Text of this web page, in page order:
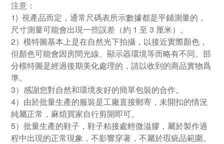
注意：
1) 視產品而定，通常尺碼表所示數據都是平鋪測量的，
尺寸測量可能會出現一些誤差（約 1 至 3 厘米）。
2）模特圖基本上是在自然光下拍攝，以接近實際顏色，
但顏色可能會因房間光線、顯示器環境等而略有不同。部
分模特圖是經過後期美化處理的，請以收到的商品實物爲
準。
3）感謝您對自然和環境友好的簡單包裝的合作。
4）由於批量生產的服裝是工廠直接郵寄，未開扣的情況
純屬正常，麻煩買家自行剪開即可。
5）批量生產的鞋子，鞋子粘接處輕微溢膠，屬於製作過
程中出現的正常現象，不影響穿著，不屬於瑕疵品範圍。